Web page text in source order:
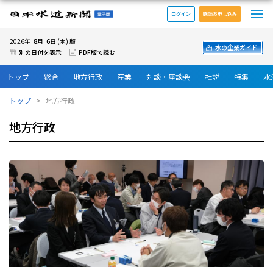
日本水道新聞 電子版
ログイン 購読お申し込み
2026年 8月 6日 (木) 版
別の日付を表示
PDF版で読む
水の企業ガイド
トップ 総合 地方行政 産業 対談・座談会 社説 特集 水
トップ 地方行政
地方行政